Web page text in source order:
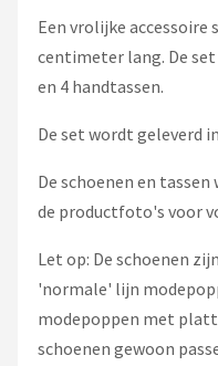
Een vrolijke accessoire
centimeter lang. De
en 4 handtassen.
De set wordt geleverd
De schoenen en
de productfoto's voor
Let op: De schoenen
'normale' lijn
modepoppen met
schoenen gewoon